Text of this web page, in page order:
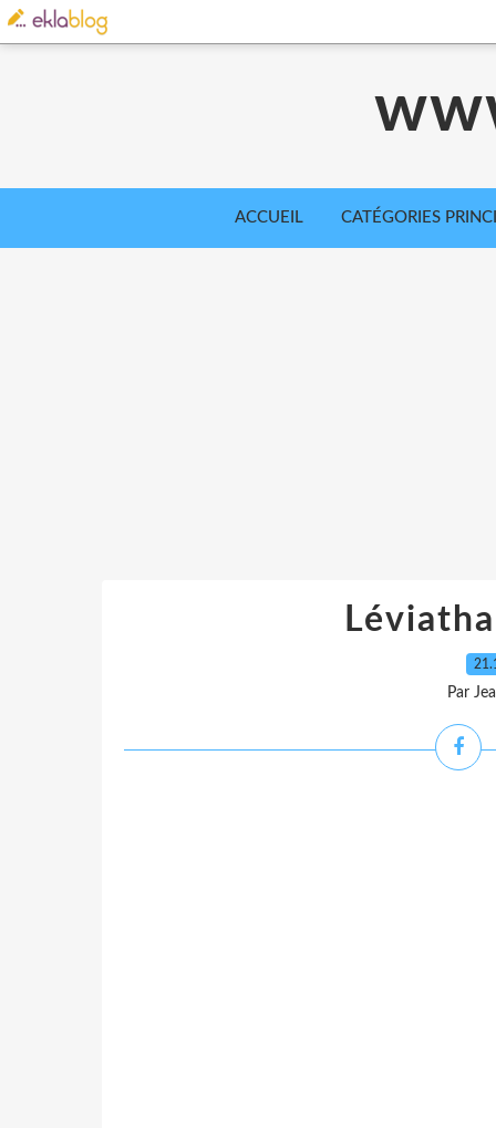
ACCUEIL CATÉGORIES
Par